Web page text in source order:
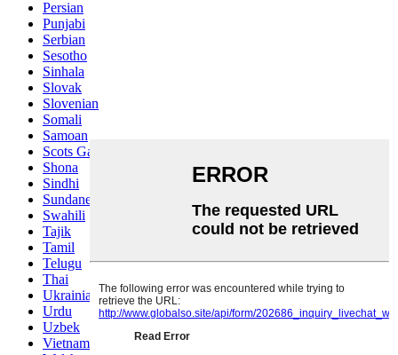
Persian
Punjabi
Serbian
Sesotho
Sinhala
Slovak
Slovenian
Somali
Samoan
Scots Gaelic
Shona
Sindhi
Sundanese
Swahili
Tajik
Tamil
Telugu
Thai
Ukrainian
Urdu
Uzbek
Vietnamese